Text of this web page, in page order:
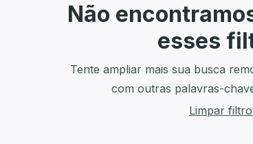
Não
esses
Tente ampliar mais sua busca
com outras palavras-
Limpar